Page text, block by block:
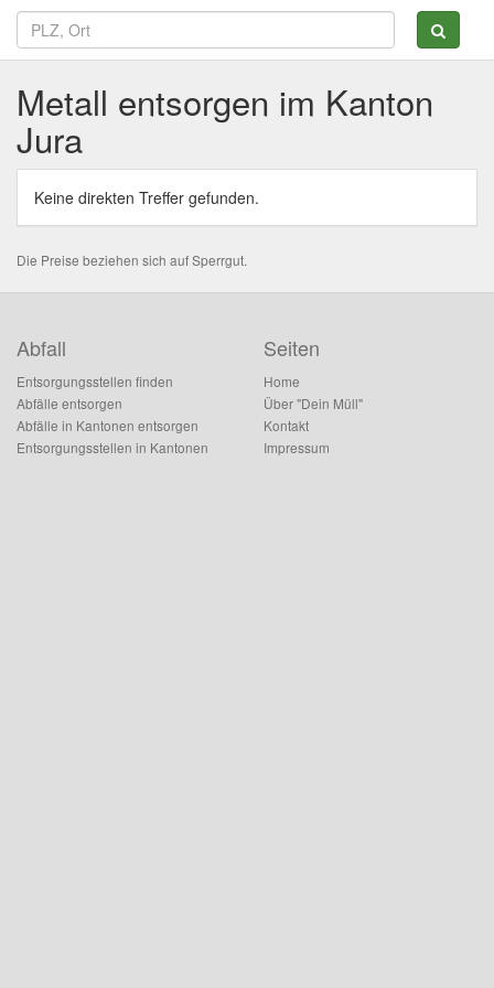
Metall entsorgen im Kanton
Jura
Keine direkten Treffer gefunden.
Die Preise beziehen sich auf Sperrgut.
Abfall
Entsorgungsstellen finden
Abfälle entsorgen
Abfälle in Kantonen entsorgen
Entsorgungsstellen in Kantonen
Seiten
Home
Über "Dein Müll"
Kontakt
Impressum